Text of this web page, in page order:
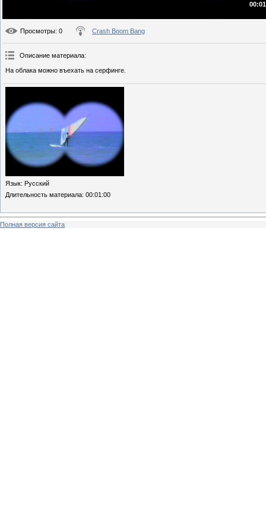
Просмотры: 0 Crash Boom Bang
Описание материала:
На облака можно въехать на серфинге.
Язык: Русский
Длительность материала: 00:01:00
Полная версия сайта